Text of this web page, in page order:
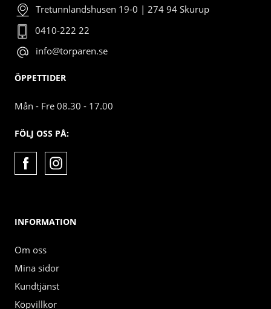
Tretunnlandshusen 19-0 | 274 94 Skurup
0410-222 22
info@torparen.se
ÖPPETTIDER
Mån - Fre 08.30 - 17.00
FÖLJ OSS PÅ:
INFORMATION
Om oss
Mina sidor
Kundtjänst
Köpvillkor